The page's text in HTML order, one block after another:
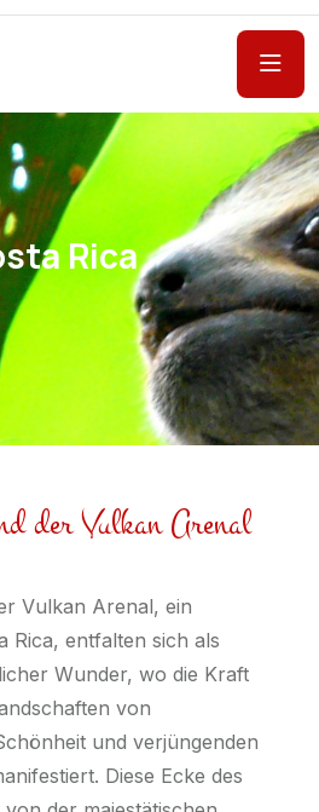
Rica
der Vulkan Arenal
Vulkan Arenal, ein
Rica, entfalten sich als
Wunder, wo die Kraft
von
und verjüngenden
Diese Ecke des